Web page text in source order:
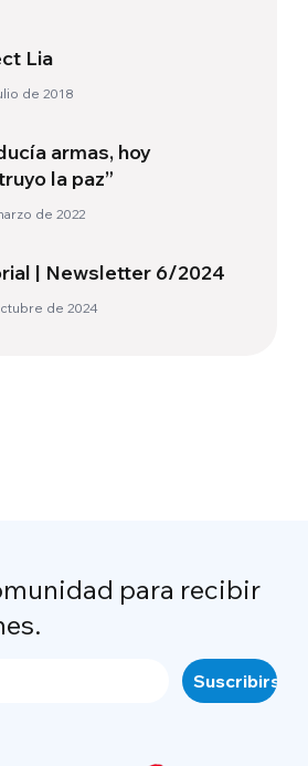
Lia
de 2018
armas, hoy
la paz”
de 2022
| Newsletter 6/2024
de 2024
para recibir